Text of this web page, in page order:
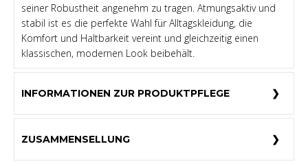
seiner Robustheit angenehm zu tragen. Atmungsaktiv und
stabil ist es die perfekte Wahl für Alltagskleidung, die
Komfort und Haltbarkeit vereint und gleichzeitig einen
klassischen, modernen Look beibehält.
INFORMATIONEN ZUR PRODUKTPFLEGE
ZUSAMMENSELLUNG